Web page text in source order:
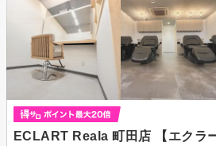
ECLART Reala 町田店 【エクラ